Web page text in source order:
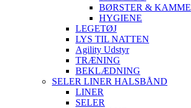
BØRSTER & KAMME
HYGIENE
LEGETØJ
LYS TIL NATTEN
Agility Udstyr
TRÆNING
BEKLÆDNING
SELER LINER HALSBÅND
LINER
SELER